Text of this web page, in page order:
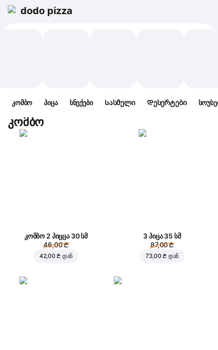
dodo pizza
კომბო პიცა სნექები Სასმელი Დესერტები
კომბო
კომბო 2 პიცცა 30 სმ
46,00 ₾
42,00 ₾ დან
3 პიცა 35 სმ
87,00 ₾
73,00 ₾ დან